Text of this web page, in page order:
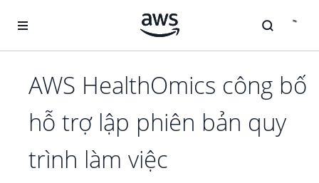
AWS HealthOmics công bố
hỗ trợ lập phiên bản quy
trình làm việc